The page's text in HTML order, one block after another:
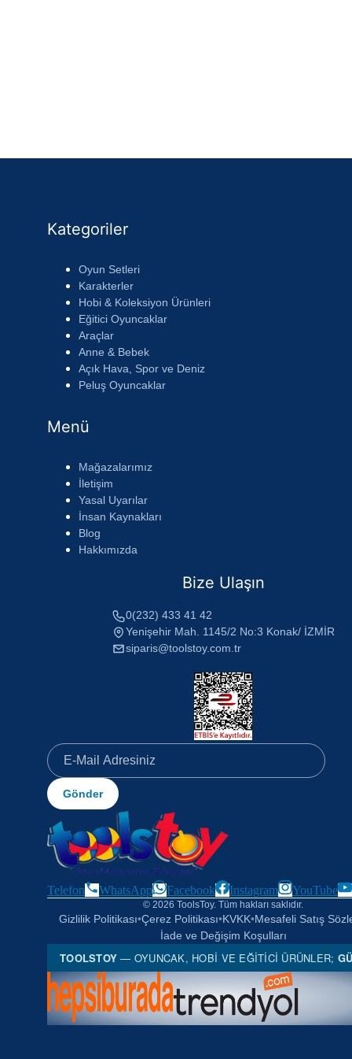
Kategoriler
Oyun Setleri
Karakterler
Hobi & Koleksiyon Ürünleri
Eğitici Oyuncaklar
Araçlar
Anne & Bebek
Açık Hava, Spor ve Deniz
Peluş Oyuncaklar
Menü
Mağazalarımız
İletişim
Yasal Uyarılar
İnsan Kaynakları
Blog
Hakkımızda
Bize Ulaşın
0(232) 433 41 42
Yenişehir Mah. 1145/2 No:3 Konak/ İZMİR
siparis@toolstoy.com.tr
Gönder
Telefon WhatsApp Facebook Instagram YouTube
© 2026 ToolsToy. Tüm hakları saklıdır.
Gizlilik Politikası•Çerez Politikası•KVKK•Mesafeli Satış
İade ve Değişim Koşulları
TOOLSTOY — OYUNCAK, HOBI VE EĞITICI ÜRÜNLER;